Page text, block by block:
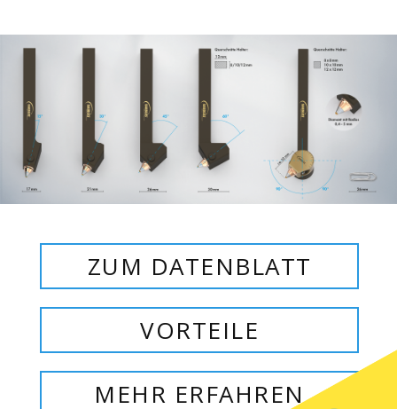
ZUM DATENBLATT
VORTEILE
MEHR ERFAHREN